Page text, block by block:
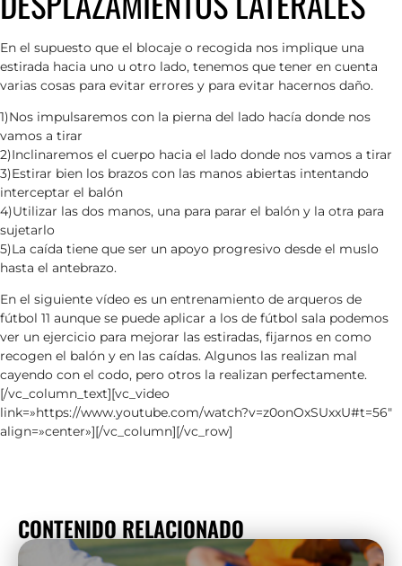
En el supuesto que el blocaje o recogida nos implique una
estirada hacia uno u otro lado, tenemos que tener en cuenta
varias cosas para evitar errores y para evitar hacernos daño.
1)Nos impulsaremos con la pierna del lado hacía donde nos
vamos a tirar
2)Inclinaremos el cuerpo hacia el lado donde nos vamos a tirar
3)Estirar bien los brazos con las manos abiertas intentando
interceptar el balón
4)Utilizar las dos manos, una para parar el balón y la otra para
sujetarlo
5)La caída tiene que ser un apoyo progresivo desde el muslo
hasta el antebrazo.
En el siguiente vídeo es un entrenamiento de arqueros de
fútbol 11 aunque se puede aplicar a los de fútbol sala podemos
ver un ejercicio para mejorar las estiradas, fijarnos en como
recogen el balón y en las caídas. Algunos las realizan mal
cayendo con el codo, pero otros la realizan perfectamente.
[/vc_column_text][vc_video
link=»https://www.youtube.com/watch?v=z0onOxSUxxU#t=56″
align=»center»][/vc_column][/vc_row]
CONTENIDO RELACIONADO